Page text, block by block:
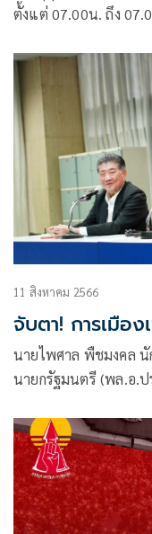
ตั้งแต่ 07.00น. ถึง
ระยะกลางยุโรป
11 สิงหาคม 2566
จับตา! การเมือ
นายไพศาล พืชมงคล นั
นายกรัฐมนตรี (พล.อ.